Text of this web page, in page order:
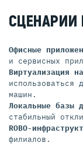
СЦЕНАРИИ
Офисные
и сервисных
Виртуализация
использоваться
машин.
Локальные базы
стабильный
ROBO-
филиалов.